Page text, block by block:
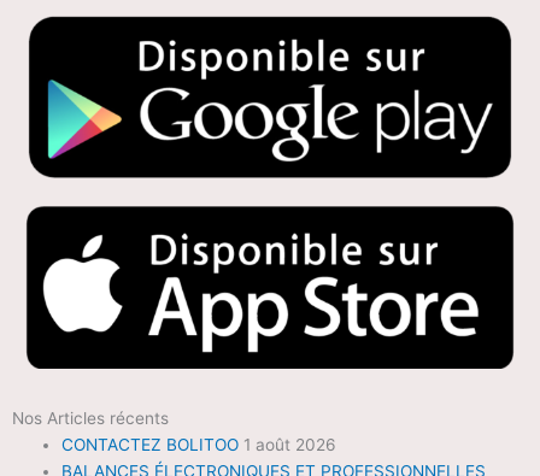
Nos Articles récents
CONTACTEZ BOLITOO 1 août 2026
BALANCES ÉLECTRONIQUES ET PROFESSIONNELLES